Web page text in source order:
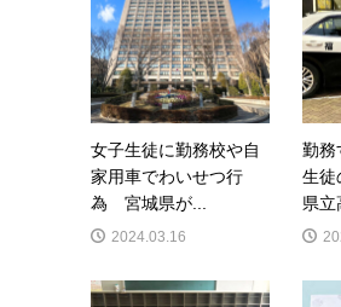
女子生徒に勤務校や自
家用車でわいせつ行
為 宮城県が...
2024.03.16
勤務
生
県立